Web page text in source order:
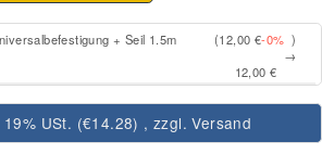
+ Seil 1.5m
(12,00 €-0% )
→
12,00 €
USt. (€14.28) , zzgl.Versand